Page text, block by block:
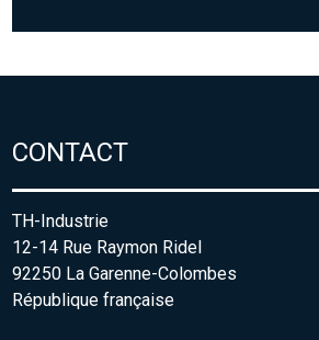
CONTACT
TH-Industrie
12-14 Rue Raymon Ridel
92250 La Garenne-Colombes
République française